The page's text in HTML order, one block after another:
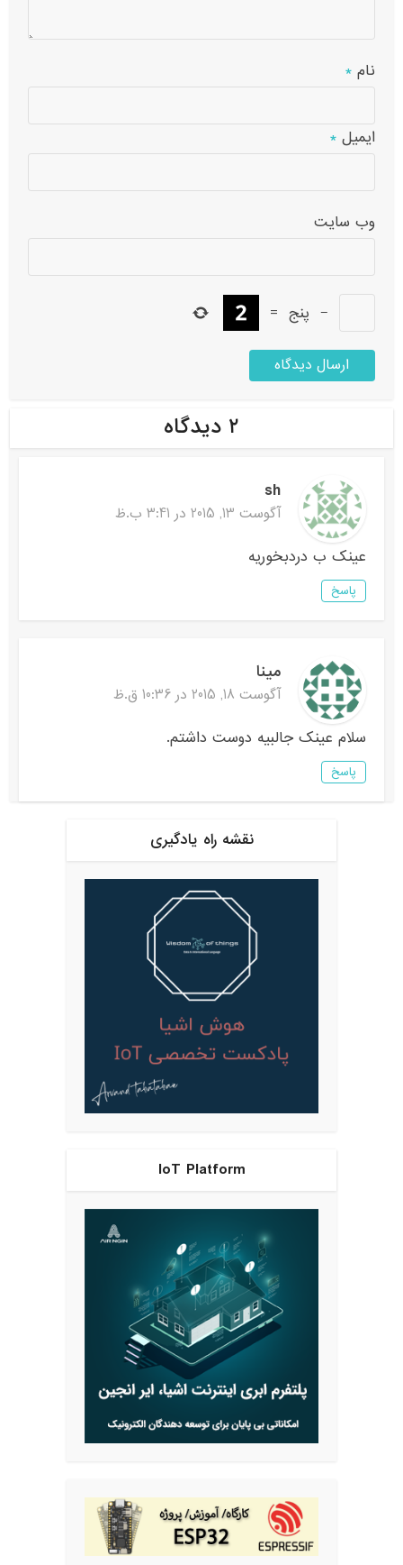
نام*
ایمیل*
وب‌ سایت
− پنج =
۲ دیدگاه
sh
آگوست 13, 2015 در 3:41 ب.ظ
عینک ب دردبخوریه
پاسخ
مینا
آگوست 18, 2015 در 10:36 ق.ظ
سلام عینک جالبیه دوست داشتم.
پاسخ
نقشه راه یادگیری
IoT Platform